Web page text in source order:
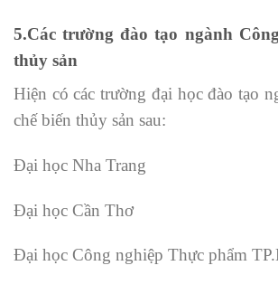
5.Các trường đào tạo ngành
thủy sản
Hiện có các trường đại học đào tạo
chế biến thủy sản sau:
Đại học Nha Trang
Đại học Cần Thơ
Đại học Công nghiệp Thực phẩm